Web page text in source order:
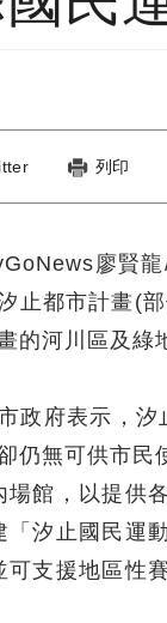
列印
廖賢
止都市計畫(
的河川區及綠
政府表示，
仍無可供市民
館，以提供
汐止國民運
支援地區性